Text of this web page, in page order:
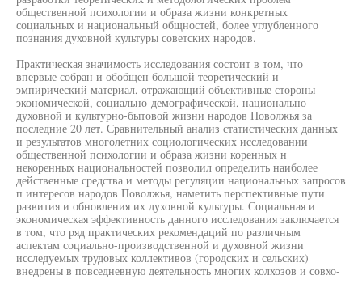
общественной психологии и образа жизни конкретных
социальных и национальный общностей, более углубленного
познания духовной культуры советских народов.
Практическая значимость исследования состоит в том, что
впервые собран и обобщен большой теоретический и
эмпирический материал, отражающий объективные стороны
экономической, социально-демографической, национально-
духовной и культурно-бытовой жизни народов Поволжья за
последние 20 лет. Сравнительный анализ статистических данных
и результатов многолетних социологических исследовании
общественной психологии и образа жизни коренных н
некоренных национальностей позволил определить наиболее
действенные средства и методы регуляции национальных запросов
п интересов народов Поволжья, наметить перспективные пути
развития и обновления их духовной культуры. Социальная и
экономическая эффективность данного исследования заключается
в том, что ряд практических рекомендаций по различным
аспектам социально-производственной и духовной жизни
исследуемых трудовых коллективов (городских и сельских)
внедрены в повседневную деятельность многих колхозов и совхо-